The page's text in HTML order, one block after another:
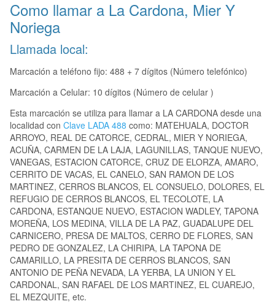
Como llamar a La Cardona, Mier Y
Noriega
Llamada local:
Marcación a teléfono fijo: 488 + 7 dígitos (Número telefónico)
Marcación a Celular: 10 dígitos (Número de celular )
Esta marcación se utiliza para llamar a LA CARDONA desde una
localidad con Clave LADA 488 como: MATEHUALA, DOCTOR
ARROYO, REAL DE CATORCE, CEDRAL, MIER Y NORIEGA,
ACUÑA, CARMEN DE LA LAJA, LAGUNILLAS, TANQUE NUEVO,
VANEGAS, ESTACION CATORCE, CRUZ DE ELORZA, AMARO,
CERRITO DE VACAS, EL CANELO, SAN RAMON DE LOS
MARTINEZ, CERROS BLANCOS, EL CONSUELO, DOLORES, EL
REFUGIO DE CERROS BLANCOS, EL TECOLOTE, LA
CARDONA, ESTANQUE NUEVO, ESTACION WADLEY, TAPONA
MOREÑA, LOS MEDINA, VILLA DE LA PAZ, GUADALUPE DEL
CARNICERO, PRESA DE MALTOS, CERRO DE FLORES, SAN
PEDRO DE GONZALEZ, LA CHIRIPA, LA TAPONA DE
CAMARILLO, LA PRESITA DE CERROS BLANCOS, SAN
ANTONIO DE PEÑA NEVADA, LA YERBA, LA UNION Y EL
CARDONAL, SAN RAFAEL DE LOS MARTINEZ, EL CUAREJO,
EL MEZQUITE, etc.